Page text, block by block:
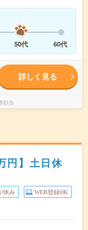
50代 60代
詳しく見る
担当
円】土日休
休み WEB登録OK